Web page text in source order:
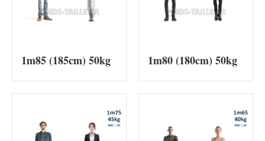
1m85 (185cm) 50kg 1m80 (180cm) 50kg